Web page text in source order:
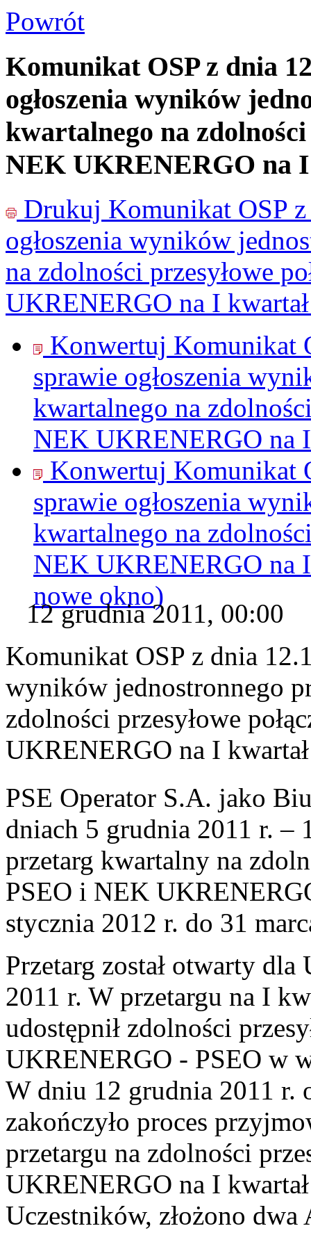
Powrót
Komunikat OSP z dnia
ogłoszenia wyników
kwartalnego na zdolności
NEK UKRENERGO na I
Drukuj Komunikat OSP
ogłoszenia wyników
na zdolności przesyłowe
UKRENERGO na I
Konwertuj Komunikat
sprawie ogłoszenia
kwartalnego na
NEK UKRENERGO na
Konwertuj Komunikat
sprawie ogłoszenia
kwartalnego na
NEK UKRENERGO na
nowe okno)
12 grudnia 2011, 00:00
Komunikat OSP z dnia
wyników jednostronnego
zdolności przesyłowe
UKRENERGO na I
PSE Operator S.A. jako
dniach 5 grudnia 2011 r. –
przetarg kwartalny na
PSEO i NEK
stycznia 2012 r. do 31
Przetarg został otwarty
2011 r. W przetargu na I
udostępnił zdolności
UKRENERGO - PSEO w
W dniu 12 grudnia 2011 r.
zakończyło proces
przetargu na zdolności
UKRENERGO na I
Uczestników, złożono dwa